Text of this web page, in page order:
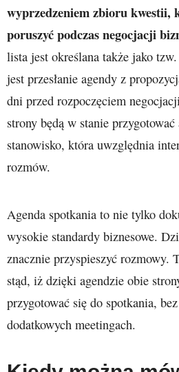
wyprzedzeniem zbioru kwestii,
poruszyć podczas negocjacji
lista jest określana także jako
jest przesłanie agendy z
dni przed rozpoczęciem
strony będą w stanie
stanowisko, która uwzględnia
rozmów.
Agenda spotkania to nie tylko
wysokie standardy biznesowe.
znacznie przyspieszyć rozmowy.
stąd, iż dzięki agendzie obie
przygotować się do spotkania,
dodatkowych meetingach.